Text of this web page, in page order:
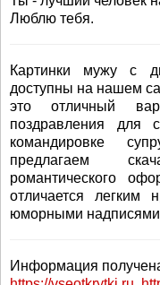
Люблю тебя.
Картинки мужу с
доступны на нашем
это отличный
поздравления для
командировке
предлагаем
романтического
отличается легким
юморными
Информация